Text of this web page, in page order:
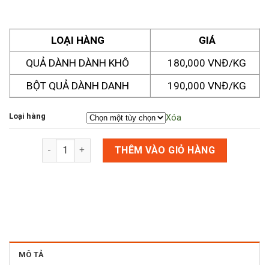
LOẠI HÀNG
GIÁ
QUẢ DÀNH DÀNH KHÔ
180,000 VNĐ/KG
BỘT QUẢ DÀNH DANH
190,000 VNĐ/KG
Loại hàng Xóa
Quả dành dành số lượngTHÊM VÀO GIỎ HÀNG
MÔ TẢ